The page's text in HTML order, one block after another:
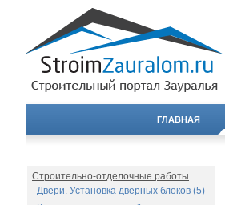
ГЛАВНАЯ
Строительно-отделочные работы
Двери. Установка дверных блоков (5)